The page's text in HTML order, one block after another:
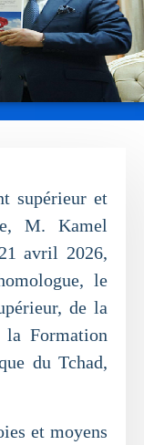
supérieur et
M. Kamel
avril 2026,
le
de la
la Formation
du Tchad,
et moyens